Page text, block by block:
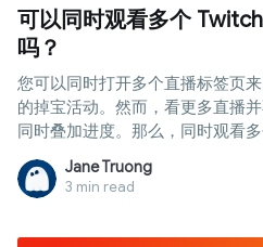
可以同时观看多个
吗？
您可以同时打开多个直播标签页
的掉宝活动。然而，看更多直播
同时叠加进度。那么，同时观看
底可行吗？本文将为您解答这一
看时长，介绍常见的多开直播方
境时防关联浏览器的关键作用
Jane Truong
3 min read